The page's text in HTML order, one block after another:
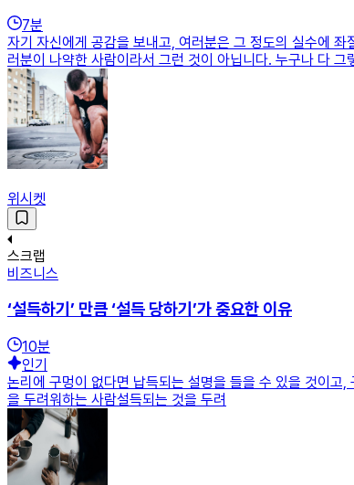
7분
자기 자신에게 공감을 보내고, 여러분은 그 정도의 실수에
러분이 나약한 사람이라서 그런 것이 아닙니다. 누구나 다 그
위시켓
스크랩
비즈니스
‘설득하기’ 만큼 ‘설득 당하기’가 중요한 이유
10분
인기
논리에 구멍이 없다면 납득되는 설명을 들을 수 있을 것이고
을 두려워하는 사람설득되는 것을 두려